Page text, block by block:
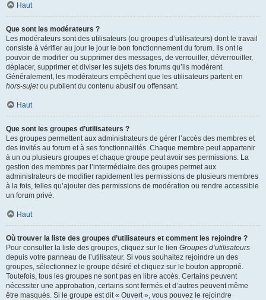
Haut
Que sont les modérateurs ?
Les modérateurs sont des utilisateurs (ou groupes d’utilisateurs) dont le travail
consiste à vérifier au jour le jour le bon fonctionnement du forum. Ils ont le
pouvoir de modifier ou supprimer des messages, de verrouiller, déverrouiller,
déplacer, supprimer et diviser les sujets des forums qu’ils modèrent.
Généralement, les modérateurs empêchent que les utilisateurs partent en
hors-sujetou publient du contenu abusif ou offensant.
Haut
Que sont les groupes d’utilisateurs ?
Les groupes permettent aux administrateurs de gérer l’accès des membres et
des invités au forum et à ses fonctionnalités. Chaque membre peut appartenir
à un ou plusieurs groupes et chaque groupe peut avoir ses permissions. La
gestion des membres par l’intermédiaire des groupes permet aux
administrateurs de modifier rapidement les permissions de plusieurs membres
à la fois, telles qu’ajouter des permissions de modération ou rendre accessible
un forum privé.
Haut
Où trouver la liste des groupes d’utilisateurs et comment les rejoindre ?
Pour consulter la liste des groupes, cliquez sur le lien Groupes d’utilisateurs
depuis votre panneau de l’utilisateur. Si vous souhaitez rejoindre un des
groupes, sélectionnez le groupe désiré et cliquez sur le bouton approprié.
Toutefois, tous les groupes ne sont pas en libre accès. Certains peuvent
nécessiter une approbation, certains sont fermés et d’autres peuvent même
être masqués. Si le groupe est dit « Ouvert », vous pouvez le rejoindre